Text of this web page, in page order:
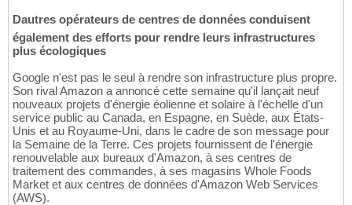
Dautres opérateurs de centres de données conduisent
également des efforts pour rendre leurs infrastructures
plus écologiques
Google n'est pas le seul à rendre son infrastructure plus propre.
Son rival Amazon a annoncé cette semaine qu'il lançait neuf
nouveaux projets d'énergie éolienne et solaire à l'échelle d'un
service public au Canada, en Espagne, en Suède, aux États-
Unis et au Royaume-Uni, dans le cadre de son message pour
la Semaine de la Terre. Ces projets fournissent de l'énergie
renouvelable aux bureaux d'Amazon, à ses centres de
traitement des commandes, à ses magasins Whole Foods
Market et aux centres de données d'Amazon Web Services
(AWS).